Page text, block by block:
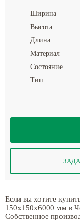
Ширина
Высота
Длина
Материал
Состояние
Тип
Если вы хотите
150x150x6000 мм в
Собственное